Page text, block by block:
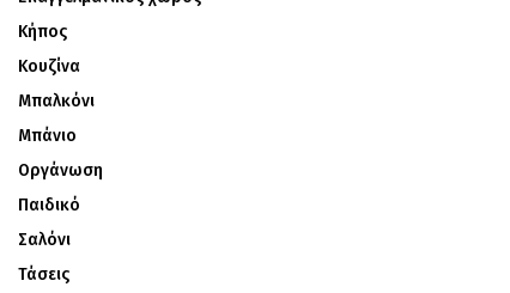
Κήπος
Κουζίνα
Μπαλκόνι
Μπάνιο
Οργάνωση
Παιδικό
Σαλόνι
Τάσεις